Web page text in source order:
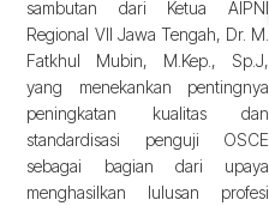
sambutan dari Ketua AIPNI
Regional VII Jawa Tengah, Dr. M.
Fatkhul Mubin, M.Kep., Sp.J,
yang menekankan pentingnya
peningkatan kualitas dan
standardisasi penguji OSCE
sebagai bagian dari upaya
menghasilkan lulusan profesi